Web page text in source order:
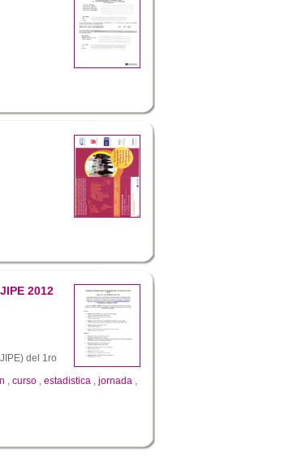
2012
del 1ro
, curso , estadistica , jornada ,